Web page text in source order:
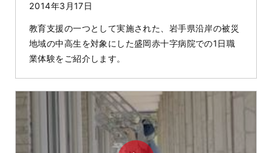
2014年3月17日
教育支援の一つとして実施された、岩手県沿岸の被災
地域の中高生を対象にした盛岡赤十字病院での1日職
業体験をご紹介します。